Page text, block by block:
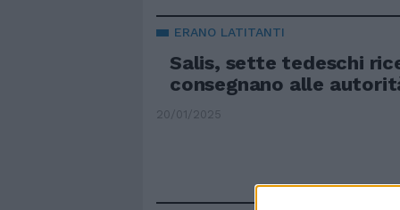
ERANO LATITANTI
Salis, sette tedeschi
consegnano alle
20/01/2025